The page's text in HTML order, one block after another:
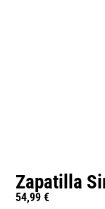
Zapatilla
54,99€